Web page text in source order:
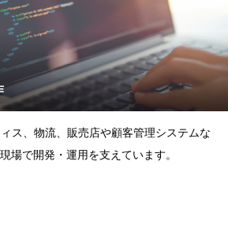
ス、物流、販売店や顧客管理システムな
場で開発・運用を支えています。